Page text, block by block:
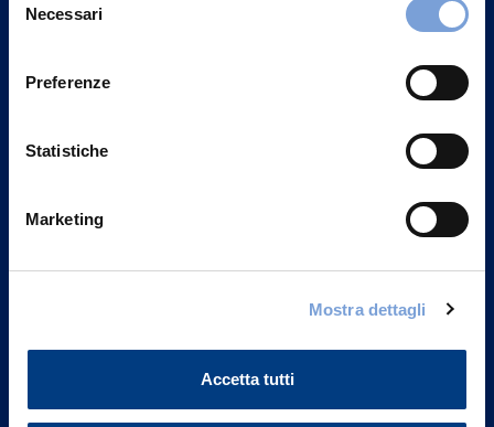
può trovare nel footer del sito nella sezione "Informativa
delNecessari
Preferenze
Statistiche
Marketing
Mostra dettagli
Accetta tutti
Vittoria Assicurazioni S.p.A.
Part. IVA 01329510158